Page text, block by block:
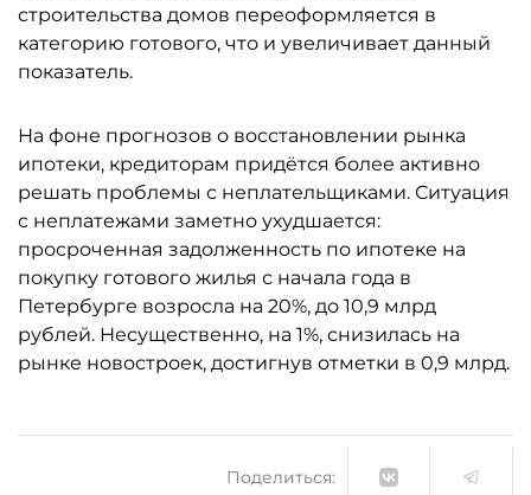
строительства домов переоформляется в
категорию готового, что и увеличивает данный
показатель.
На фоне прогнозов о восстановлении рынка
ипотеки, кредиторам придётся более активно
решать проблемы с неплательщиками. Ситуация
с неплатежами заметно ухудшается:
просроченная задолженность по ипотеке на
покупку готового жилья с начала года в
Петербурге возросла на 20%, до 10,9 млрд
рублей. Несущественно, на 1%, снизилась на
рынке новостроек, достигнув отметки в 0,9 млрд.
Поделиться: